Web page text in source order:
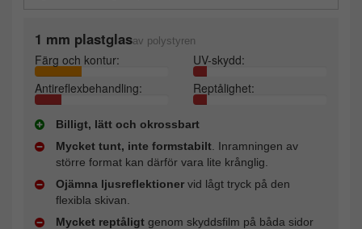
1 mm plastglasav polystyren
Färg och kontur:
UV-skydd:
Antireflexbehandling:
Reptålighet:
Billigt, lätt och okrossbart
Mycket tunt, inte formstabilt . Inramningen av
större format kan därför vara lite krånglig.
Ojämna ljusreflektioner vid lågt tryck på den
flexibla skivan.
Mycket reptåligt genom skyddsfilm på båda sidor